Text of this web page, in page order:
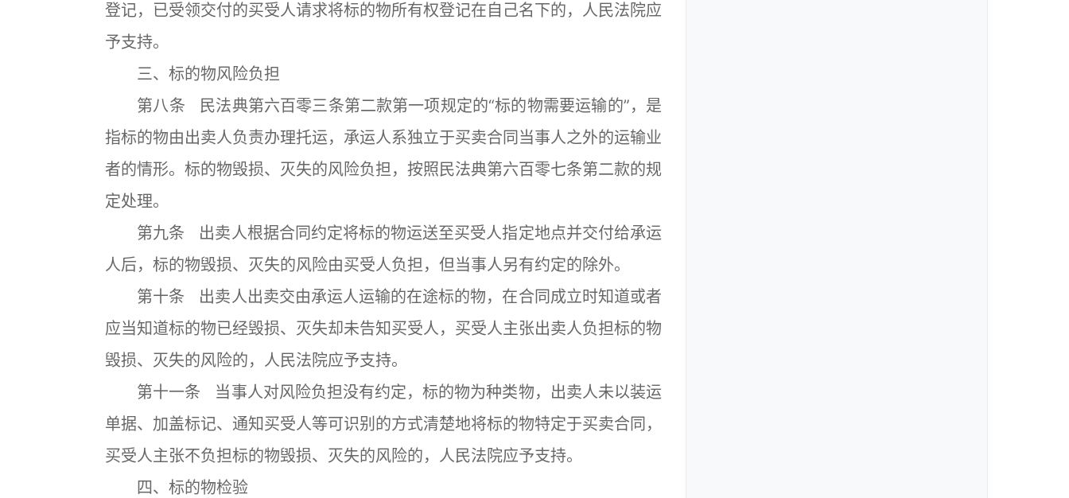
登记，已受领交付的买受人请求将标的物所有权登记在自己名下的，人民法院应
予支持。
三、标的物风险负担
第八条 民法典第六百零三条第二款第一项规定的“标的物需要运输的”，是
指标的物由出卖人负责办理托运，承运人系独立于买卖合同当事人之外的运输业
者的情形。标的物毁损、灭失的风险负担，按照民法典第六百零七条第二款的规
定处理。
第九条 出卖人根据合同约定将标的物运送至买受人指定地点并交付给承运
人后，标的物毁损、灭失的风险由买受人负担，但当事人另有约定的除外。
第十条 出卖人出卖交由承运人运输的在途标的物，在合同成立时知道或者
应当知道标的物已经毁损、灭失却未告知买受人，买受人主张出卖人负担标的物
毁损、灭失的风险的，人民法院应予支持。
第十一条 当事人对风险负担没有约定，标的物为种类物，出卖人未以装运
单据、加盖标记、通知买受人等可识别的方式清楚地将标的物特定于买卖合同，
买受人主张不负担标的物毁损、灭失的风险的，人民法院应予支持。
四、标的物检验